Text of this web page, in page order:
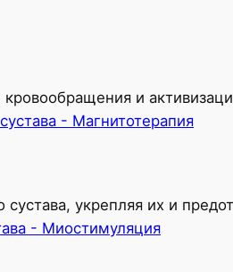
и
- Магнитотерапия
укрепляя их и
- Миостимуляция